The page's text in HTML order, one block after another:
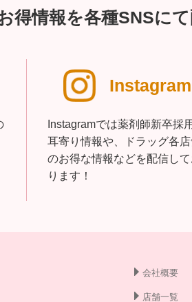
得情報を各種SNSにて
Instagram
Instagramでは薬剤師新卒採
耳寄り情報や、ドラッグ各
のお得な情報などを配信して
ります！
会社概要
店舗一覧